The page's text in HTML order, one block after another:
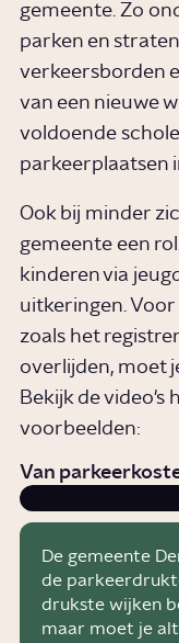
gemeente. Zo
parken en
verkeersborden
van een nieuwe
voldoende
parkeerplaatsen
Ook bij minder
gemeente een
kinderen via
uitkeringen.
zoals het
overlijden, moet
Bekijk de video's
voorbeelden:
Van
De gemeente
de
drukste wijken
maar moet je